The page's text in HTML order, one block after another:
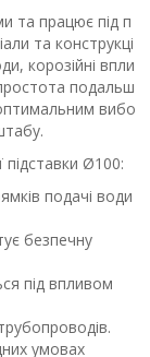
та працює під п
та конструкці
корозійні впли
подальш
вибо
підставки Ø100:
подачі води
безпечну
під впливом
умовах